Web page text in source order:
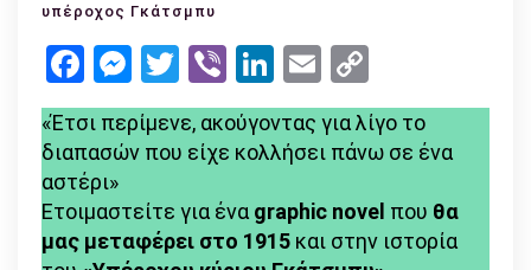
κόμικ
τις
εκδόσεις
υπέροχος Γκάτσμπυ
Facebook
Messenger
Twitter
ViberLinkedIn
Email
Link
«Έτσι περίμενε, ακούγοντας για λίγο το
διαπασών που είχε κολλήσει πάνω σε ένα
αστέρι»
Ετοιμαστείτε για έναgraphic novel που θα
μας μεταφέρει στο 1915 και στην ιστορία